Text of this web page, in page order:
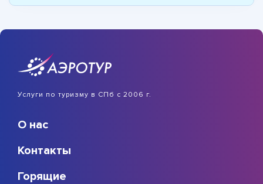
Услуги по туризму в СПб с 2006 г.
О нас
Контакты
Горящие